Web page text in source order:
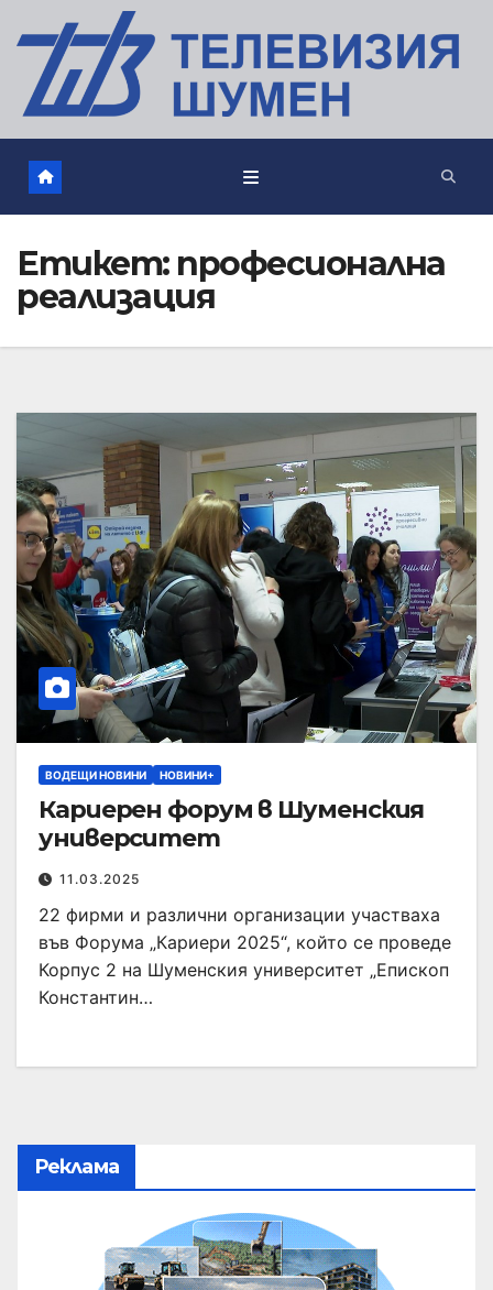
Етикет: професионална
реализация
ВОДЕЩИ НОВИНИ НОВИНИ+
Кариерен форум в Шуменския
университет
11.03.2025
22 фирми и различни организации участваха
във Форума „Кариери 2025“, който се проведе
Корпус 2 на Шуменския университет „Епископ
Константин…
Реклама